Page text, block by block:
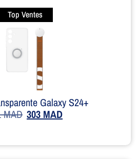
Top Ventes
Galaxy S24+
MAD 303 MAD